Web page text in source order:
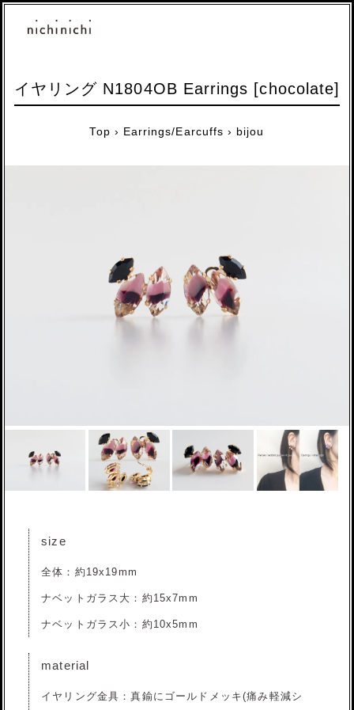
イヤリング N1804OB Earrings [chocolate]
Top › Earrings/Earcuffs › bijou
size
全体：約19x19mm
ナベットガラス大：約15x7mm
ナベットガラス小：約10x5mm
material
イヤリング金具：真鍮にゴールドメッキ(痛み軽減シ